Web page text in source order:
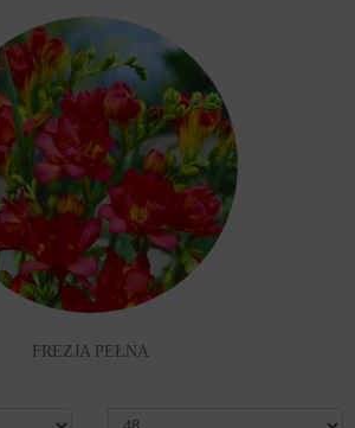
FREZJA PEŁNA